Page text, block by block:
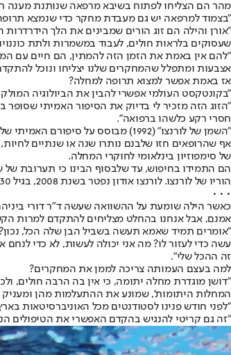
מהר הם הצליחו לפתוח בשיבא מרפאה שנותנת מענה
"בצמוד למרפאה יש גם מעבדת מחקר כדי שנמצא
"אורן והילה הם זוג הורים שמבינים את הלך
שעסוקים בלראות חולים, לעבוד במשמרות ולתת
"להם אין באמת את הזמן הזה להמתין, הם חיים עם
אצבעות ומתפלל שהמחקרים שלנו יצליחו ונוכל להתקדם
אז באמת אפשר למצוא תרופה למחלה?
"בקונטקסט העולמי אפשרי להבין את הביולוגיה
"הזוג הזה מזכיר לי בדיוק את הסיפור האמיתי
חסרי רקע כלשהו ברפואה".
"השמן של לורנצו" (1992) מבוסס על סיפורם האמיתי של אוגוסטו ומיקאלה אודונה, שחיפשו תרופה לבנם הקטן לורנצו שחלה במחלה תורשתית התוקפת את מערכת העצבים.
אף שהרופאים חזו שלבנם נותרו שנה או שנתיים לחיות,
של סימפוזיון בינלאומי לחוקרי המחלה.
הם התמידו בחיפוש, עד שלבסוף הבינו כי תערובת
הוריו של לורנצו. לורנצו אודון נפטר בשנת 2008, בגיל 30, שני עשורים לאחר שנאמר להוריו שנותרו לו שנתיים לחיות.
• • •
כאשר הילה שומעת על ההשוואה שעשה ד"ר דורי ביניהם
אמנם, אבל אנחנו בהחלט מצליחים להתקדם למרות
"אומרים תמיד שאמא תעשה בשביל הבן שלה הכל,
עשה כדי לעזור לו? מה אני יכולה לעשות, לא כדי
זה ההכל שלי".
למה בעצם העמותה צריכה לממן את המחקרים?
"דושן מוגדרת מחלה יתומה, כי אין בה הרבה חולים,
המחלות היתומות', שמונע את ההתעלמות מהן ומעניק
"לפני חודש פנינו לסטודנטים מכל האוניברסיטאות
"זה גם קריטי להנגיש בהקדם האפשרי את הטיפולים